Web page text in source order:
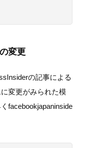
変更
の記事による
変更がみられた模
facebookjapaninside